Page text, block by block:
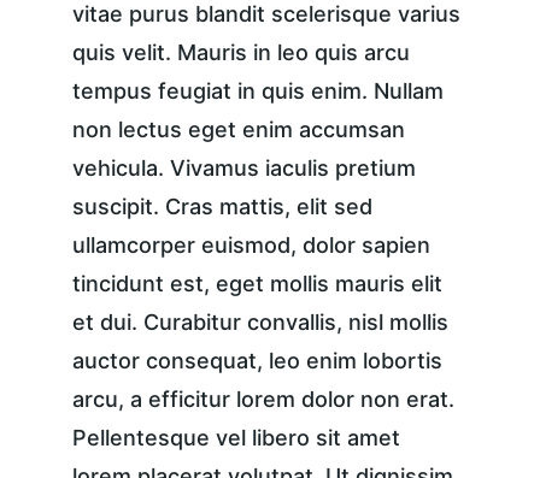
vitae purus blandit scelerisque varius
quis velit. Mauris in leo quis arcu
tempus feugiat in quis enim. Nullam
non lectus eget enim accumsan
vehicula. Vivamus iaculis pretium
suscipit. Cras mattis, elit sed
ullamcorper euismod, dolor sapien
tincidunt est, eget mollis mauris elit
et dui. Curabitur convallis, nisl mollis
auctor consequat, leo enim lobortis
arcu, a efficitur lorem dolor non erat.
Pellentesque vel libero sit amet